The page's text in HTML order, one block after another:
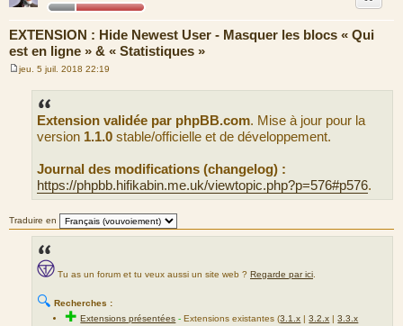
EXTENSION : Hide Newest User - Masquer les blocs « Qui
est en ligne » & « Statistiques »
M
jeu. 5 juil. 2018 22:19
Extension validée par phpBB.com. Mise à jour pour la
version 1.1.0 stable/officielle et de développement.
Journal des modifications (changelog) :
https://phpbb.hifikabin.me.uk/viewtopic.php?p=576#p576.
Traduire en
Tu as un forum et tu veux aussi un site web ? Regarde par ici.
🔍 Recherches :
✚Extensions présentées - Extensions existantes (3.1.x |3.2.x |3.3.x